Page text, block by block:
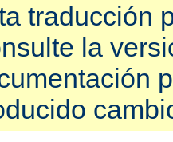
traducción
la